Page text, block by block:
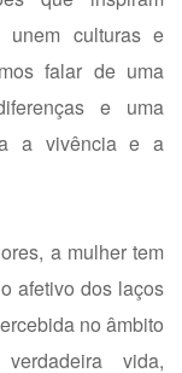
unem culturas e
falar de uma
e uma
a vivência e a
a mulher tem
afetivo dos laços
no âmbito
vida,